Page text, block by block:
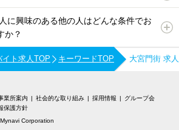
に興味のある他の人はどんな条件でお
か？
イト求人TOP キーワードTOP 大宮門街 求
業所案内 社会的な取り組み 採用情報
グループ会
保護方針
Corporation